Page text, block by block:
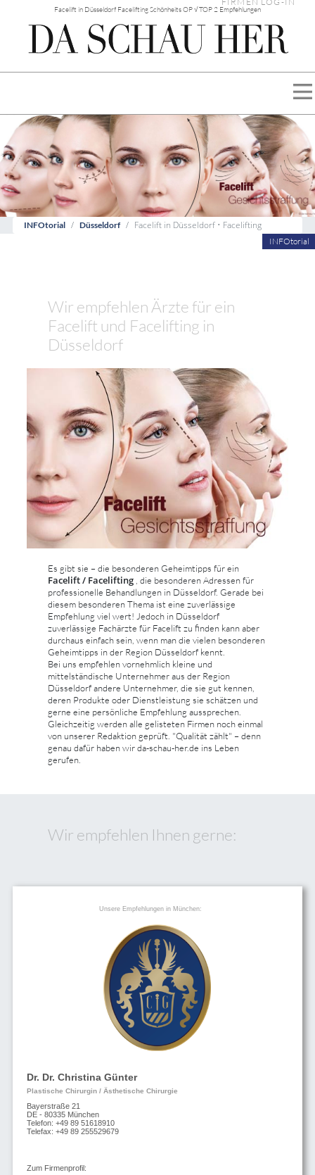
Facelift in Düsseldorf Facelifting Schönheits OP √ TOP 2 Empfehlungen
INFOtorial Düsseldorf
Facelift in Düsseldorf • Facelifting
INFOtorial
Wir empfehlen Ärzte für ein
Facelift und Facelifting in
Düsseldorf
Es gibt sie – die besonderen Geheimtipps für ein
Facelift / Facelifting , die besonderen Adressen für
professionelle Behandlungen in Düsseldorf. Gerade bei
diesem besonderen Thema ist eine zuverlässige
Empfehlung viel wert! Jedoch in Düsseldorf
zuverlässige Fachärzte für Facelift zu finden kann aber
durchaus einfach sein, wenn man die vielen besonderen
Geheimtipps in der Region Düsseldorf kennt.
Bei uns empfehlen vornehmlich kleine und
mittelständische Unternehmer aus der Region
Düsseldorf andere Unternehmer, die sie gut kennen,
deren Produkte oder Dienstleistung sie schätzen und
gerne eine persönliche Empfehlung aussprechen.
Gleichzeitig werden alle gelisteten Firmen noch einmal
von unserer Redaktion geprüft. "Qualität zählt" – denn
genau dafür haben wir da-schau-her.de ins Leben
gerufen.
Wir empfehlen Ihnen gerne:
Unsere Empfehlungen in München:
Dr. Dr. Christina Günter
Plastische Chirurgin / Ästhetische Chirurgie
Bayerstraße 21
DE - 80335 München
Telefon: +49 89 51618910
Telefax: +49 89 255529679
Zum Firmenprofil: